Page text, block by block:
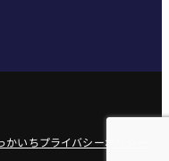
かいちプライバシーポリシー